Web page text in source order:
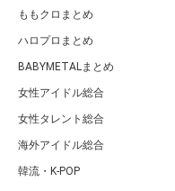
ももクロまとめ
ハロプロまとめ
BABYMETALまとめ
女性アイドル総合
女性タレント総合
海外アイドル総合
韓流・K-POP